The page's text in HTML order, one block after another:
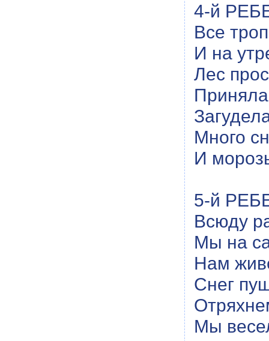
4-й
Все
И на
Лес
Много
И
5-й
Всюду
Мы на
Нам
Снег
Мы